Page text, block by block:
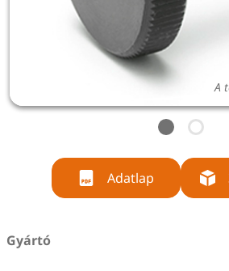
A
Adatlap
Gyártó